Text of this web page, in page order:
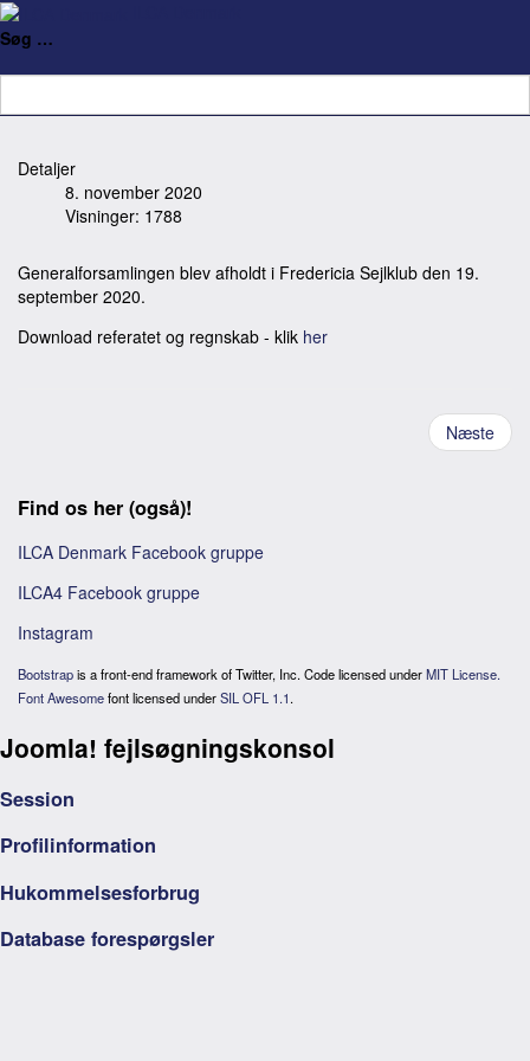
Søg …
Referat fra generalforsamling
19. september 2020
Detaljer
8. november 2020
Visninger: 1788
Generalforsamlingen blev afholdt i Fredericia Sejlklub den 19.
september 2020.
Download referatet og regnskab - klik her
Næste
Find os her (også)!
ILCA Denmark Facebook gruppe
ILCA4 Facebook gruppe
Instagram
Bootstrapis a front-end framework of Twitter, Inc. Code licensed underMIT License.
Font Awesomefont licensed underSIL OFL 1.1.
Joomla! fejlsøgningskonsol
Session
Profilinformation
Hukommelsesforbrug
Database forespørgsler